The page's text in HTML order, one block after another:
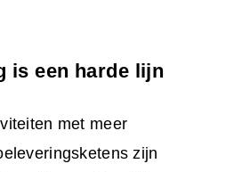
is een harde lijn
met meer
zijn